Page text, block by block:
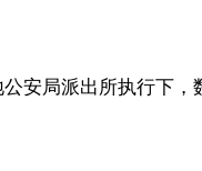
安局派出所执行下，